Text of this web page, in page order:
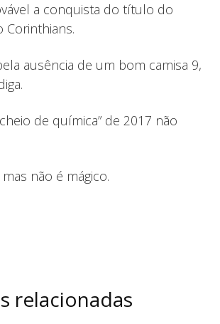
a conquista do título do
Corinthians.
ausência de um bom camisa 9,
de química” de 2017 não
não é mágico.
relacionadas